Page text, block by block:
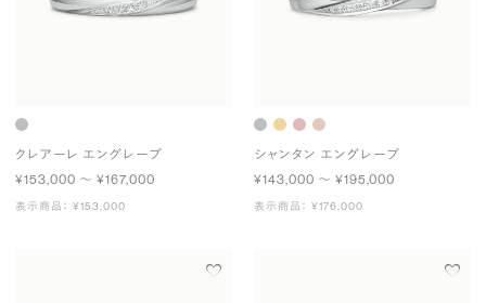
クレアーレ エングレーブ
¥153,000 〜 ¥167,000
表示商品： ¥153,000
シャンタン エングレーブ
¥143,000 〜 ¥195,000
表示商品： ¥176,000